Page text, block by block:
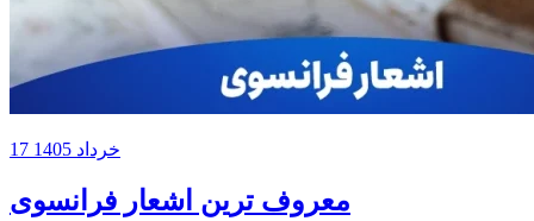
17 خرداد 1405
معروف ترین اشعار فرانسوی